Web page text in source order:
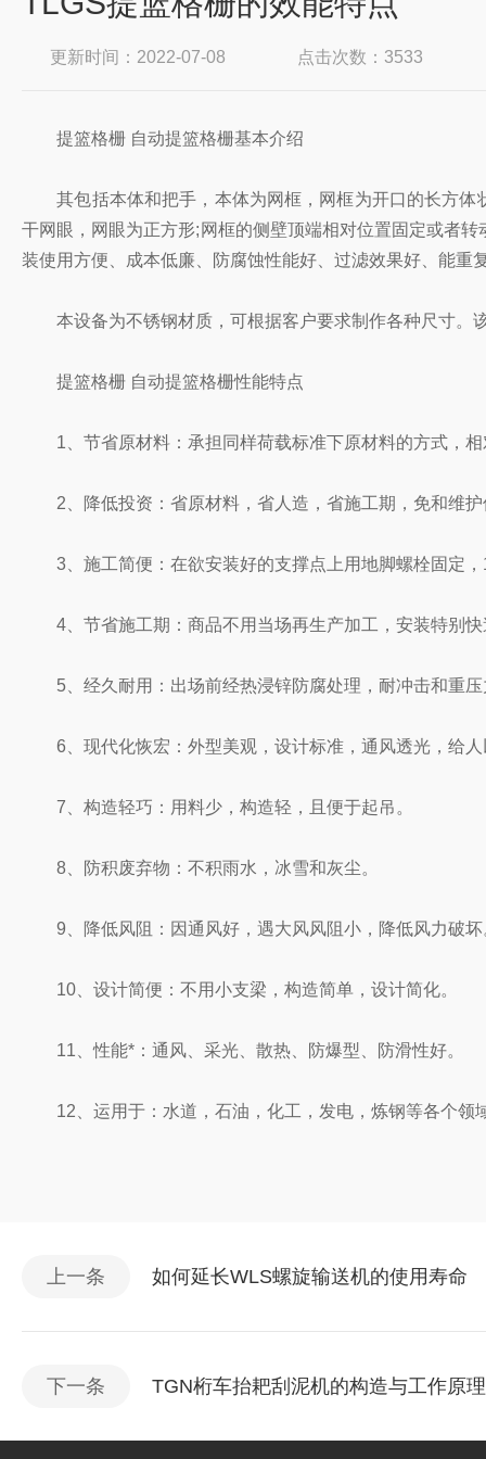
更新时间：2022-07-08 点击次数：3533
提篮格栅 自动提篮格栅基本介绍
其包括本体和把手，本体为网框，网框为开口的长方体
干网眼，网眼为正方形;网框的侧壁顶端相对位置固定或者
装使用方便、成本低廉、防腐蚀性能好、过滤效果好、能重
本设备为不锈钢材质，可根据客户要求制作各种尺寸。
提篮格栅 自动提篮格栅性能特点
1、节省原材料：承担同样荷载标准下原材料的方式，相
2、降低投资：省原材料，省人造，省施工期，免和维护
3、施工简便：在欲安装好的支撑点上用地脚螺栓固定，
4、节省施工期：商品不用当场再生产加工，安装特别快
5、经久耐用：出场前经热浸锌防腐处理，耐冲击和重压
6、现代化恢宏：外型美观，设计标准，通风透光，给人
7、构造轻巧：用料少，构造轻，且便于起吊。
8、防积废弃物：不积雨水，冰雪和灰尘。
9、降低风阻：因通风好，遇大风风阻小，降低风力破坏
10、设计简便：不用小支梁，构造简单，设计简化。
11、性能*：通风、采光、散热、防爆型、防滑性好。
12、运用于：水道，石油，化工，发电，炼钢等各个领
上一条 如何延长WLS螺旋输送机的使用寿命
下一条 TGN桁车抬耙刮泥机的构造与工作原理